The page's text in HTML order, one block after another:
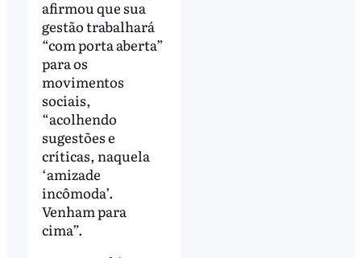
afirmou que sua
gestão trabalhará
“com porta aberta”
para os
movimentos
sociais,
“acolhendo
sugestões e
críticas, naquela
‘amizade
incômoda’.
Venham para
cima”.